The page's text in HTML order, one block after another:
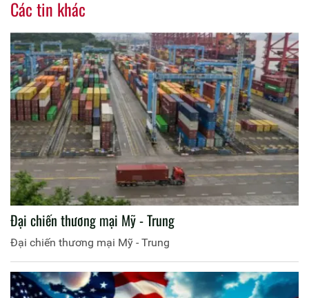
Các tin khác
Đại chiến thương mại Mỹ - Trung
Đại chiến thương mại Mỹ - Trung